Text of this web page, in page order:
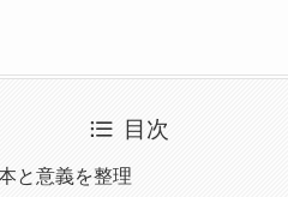
目次
と意義を整理